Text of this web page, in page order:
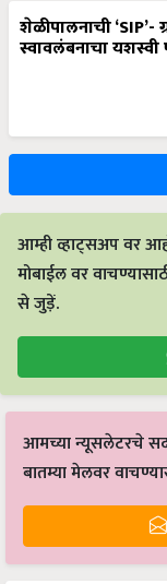
शेळीपालनाची ‘SIP’-
स्वावलंबनाचा यशस्वी
आम्ही व्हाट्सअप वर
मोबाईल वर
से जुड़ें.
आमच्या न्यूसलेटरचे
बातम्या मेलवर